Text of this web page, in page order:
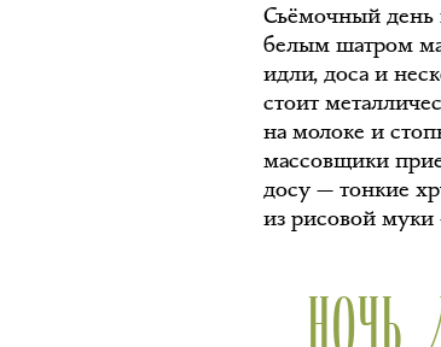
Съёмочный день
белым шатром
идли, доса и
стоит
на молоке и
массовщики
досу — тонкие
из рисовой